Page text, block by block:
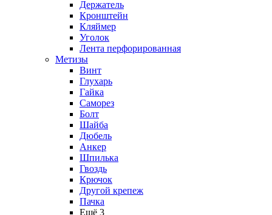
Держатель
Кронштейн
Кляймер
Уголок
Лента перфорированная
Метизы
Винт
Глухарь
Гайка
Саморез
Болт
Шайба
Дюбель
Анкер
Шпилька
Гвоздь
Крючок
Другой крепеж
Пачка
Ещё 3